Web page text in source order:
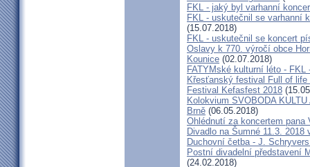
FKL - jaký byl varhanní
FKL - uskutečnil se varhanní
(15.07.2018)
FKL - uskutečnil se koncert
Oslavy k 770. výročí obce
Kounice (02.07.2018)
FATYMské kulturní léto - FKL
Křesťanský festival Full of life
Festival Kefasfest 2018
Kolokvium SVOBODA
Brně (06.05.2018)
Ohlédnutí za koncertem pana
Divadlo na Šumné 11.3. 2018
Duchovní četba - J.
Postní divadelní představení
(24.02.2018)